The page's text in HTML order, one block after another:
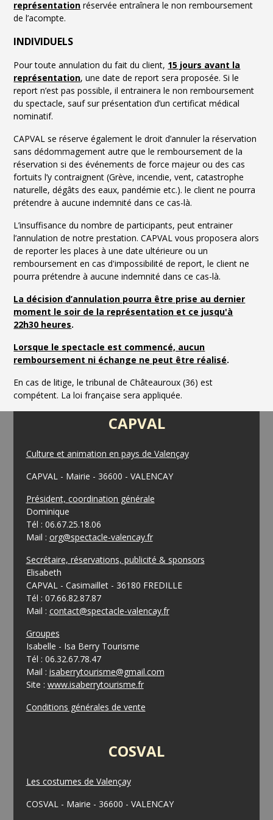
représentation réservée entraînera le non remboursement
de l’acompte.
INDIVIDUELS
Pour toute annulation du fait du client, 15 jours avant la
représentation, une date de report sera proposée. Si le
report n’est pas possible, il entrainera le non remboursement
du spectacle, sauf sur présentation d’un certificat médical
nominatif.
CAPVAL se réserve également le droit d’annuler la réservation
sans dédommagement autre que le remboursement de la
réservation si des événements de force majeur ou des cas
fortuits l’y contraignent (Grève, incendie, vent, catastrophe
naturelle, dégâts des eaux, pandémie etc.). le client ne pourra
prétendre à aucune indemnité dans ce cas-là.
L’insuffisance du nombre de participants, peut entrainer
l’annulation de notre prestation. CAPVAL vous proposera alors
de reporter les places à une date ultérieure ou un
remboursement en cas d'impossibilité de report, le client ne
pourra prétendre à aucune indemnité dans ce cas-là.
La décision d’annulation pourra être prise au dernier
moment le soir de la représentation et ce jusqu'à
22h30 heures.
Lorsque le spectacle est commencé, aucun
remboursement ni échange ne peut être réalisé.
En cas de litige, le tribunal de Châteauroux (36) est
compétent. La loi française sera appliquée.
CAPVAL
Culture et animation en pays de Valençay
CAPVAL - Mairie - 36600 - VALENCAY
Président, coordination générale
Dominique
Tél : 06.67.25.18.06
Mail : org@spectacle-valencay.fr
Secrétaire, réservations, publicité & sponsors
Elisabeth
CAPVAL - Casimaillet - 36180 FREDILLE
Tél : 07.66.82.87.87
Mail : contact@spectacle-valencay.fr
Groupes
Isabelle - Isa Berry Tourisme
Tél : 06.32.67.78.47
Mail : isaberrytourisme@gmail.com
Site : www.isaberrytourisme.fr
Conditions générales de vente
COSVAL
Les costumes de Valençay
COSVAL - Mairie - 36600 - VALENCAY